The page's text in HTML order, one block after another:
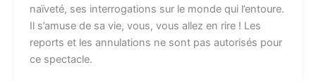
naïveté, ses interrogations sur le monde qui l’entoure.
Il s’amuse de sa vie, vous, vous allez en rire ! Les
reports et les annulations ne sont pas autorisés pour
ce spectacle.